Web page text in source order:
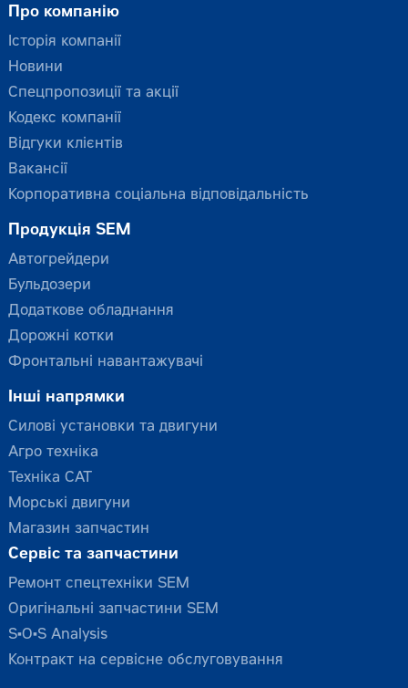
Про компанію
Історія компанії
Новини
Спецпропозиції та акції
Кодекс компанії
Відгуки клієнтів
Вакансії
Корпоративна соціальна відповідальність
Продукція SEM
Автогрейдери
Бульдозери
Додаткове обладнання
Дорожні котки
Фронтальні навантажувачі
Інші напрямки
Силові установки та двигуни
Агро техніка
Техніка CAT
Морські двигуни
Магазин запчастин
Сервіс та запчастини
Ремонт спецтехніки SEM
Оригінальні запчастини SEM
S•O•S Analysis
Контракт на сервісне обслуговування